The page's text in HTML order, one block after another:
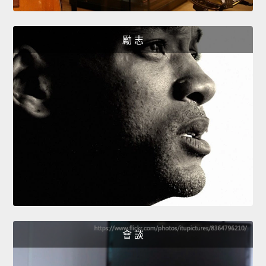
勵 志
會 談